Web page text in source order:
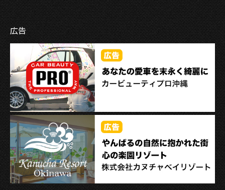
広告